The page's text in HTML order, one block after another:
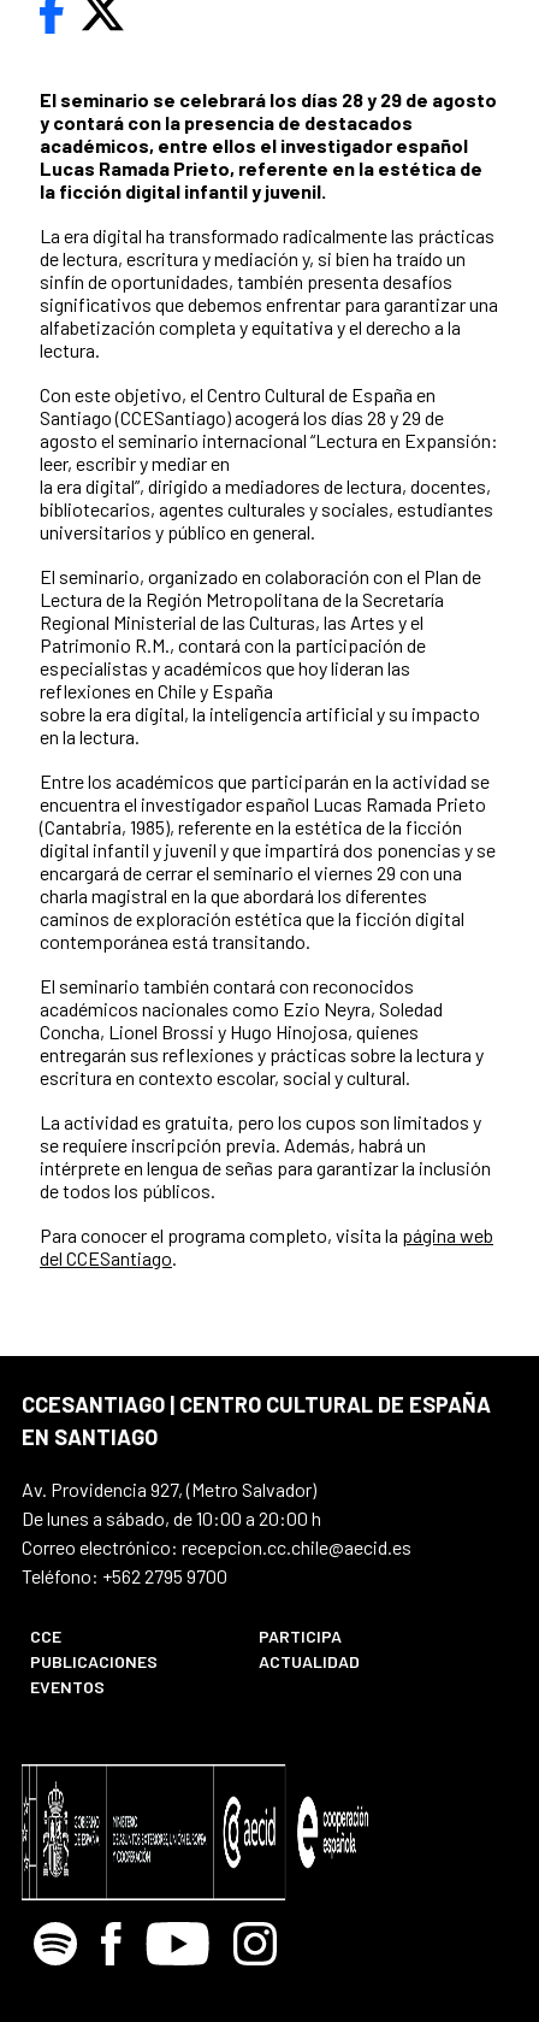
El seminario se celebrará los días 28 y 29 de agosto
y contará con la presencia de destacados
académicos, entre ellos el investigador español
Lucas Ramada Prieto, referente en la estética de
la ficción digital infantil y juvenil.
La era digital ha transformado radicalmente las prácticas
de lectura, escritura y mediación y, si bien ha traído un
sinfín de oportunidades, también presenta desafíos
significativos que debemos enfrentar para garantizar una
alfabetización completa y equitativa y el derecho a la
lectura.
Con este objetivo, el Centro Cultural de España en
Santiago (CCESantiago) acogerá los días 28 y 29 de
agosto el seminario internacional “Lectura en Expansión:
leer, escribir y mediar en
la era digital”, dirigido a mediadores de lectura, docentes,
bibliotecarios, agentes culturales y sociales, estudiantes
universitarios y público en general.
El seminario, organizado en colaboración con el Plan de
Lectura de la Región Metropolitana de la Secretaría
Regional Ministerial de las Culturas, las Artes y el
Patrimonio R.M., contará con la participación de
especialistas y académicos que hoy lideran las
reflexiones en Chile y España
sobre la era digital, la inteligencia artificial y su impacto
en la lectura.
Entre los académicos que participarán en la actividad se
encuentra el investigador español Lucas Ramada Prieto
(Cantabria, 1985), referente en la estética de la ficción
digital infantil y juvenil y que impartirá dos ponencias y se
encargará de cerrar el seminario el viernes 29 con una
charla magistral en la que abordará los diferentes
caminos de exploración estética que la ficción digital
contemporánea está transitando.
El seminario también contará con reconocidos
académicos nacionales como Ezio Neyra, Soledad
Concha, Lionel Brossi y Hugo Hinojosa, quienes
entregarán sus reflexiones y prácticas sobre la lectura y
escritura en contexto escolar, social y cultural.
La actividad es gratuita, pero los cupos son limitados y
se requiere inscripción previa. Además, habrá un
intérprete en lengua de señas para garantizar la inclusión
de todos los públicos.
Para conocer el programa completo, visita la página web
del CCESantiago
CCESANTIAGO | CENTRO CULTURAL DE ESPAÑA
EN SANTIAGO
Av. Providencia 927, (Metro Salvador)
De lunes a sábado, de 10:00 a 20:00 h
Correo electrónico: recepcion.cc.chile@aecid.es
Teléfono: +562 2795 9700
CCE
PARTICIPA
PUBLICACIONES
ACTUALIDAD
EVENTOS
Spotify Facebook
Youtube Instagram